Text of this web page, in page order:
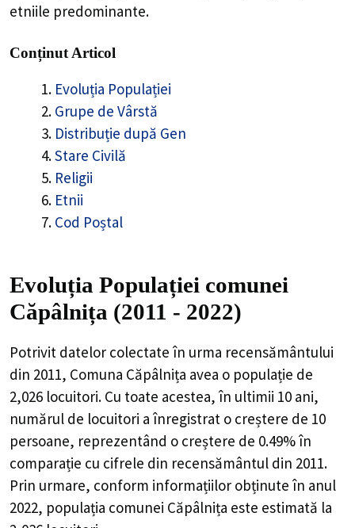
etniile predominante.
Conținut Articol
Evoluția Populației
Grupe de Vârstă
Distribuție după Gen
Stare Civilă
Religii
Etnii
Cod Poștal
Evoluția Populației comunei
Căpâlnița (2011 - 2022)
Potrivit datelor colectate în urma recensământului
din 2011, Comuna Căpâlnița avea o populație de
2,026 locuitori. Cu toate acestea, în ultimii 10 ani,
numărul de locuitori a înregistrat o creștere de 10
persoane, reprezentând o creștere de 0.49%în
comparație cu cifrele din recensământul din 2011.
Prin urmare, conform informațiilor obținute în anul
2022, populația comunei Căpâlnița este estimată la